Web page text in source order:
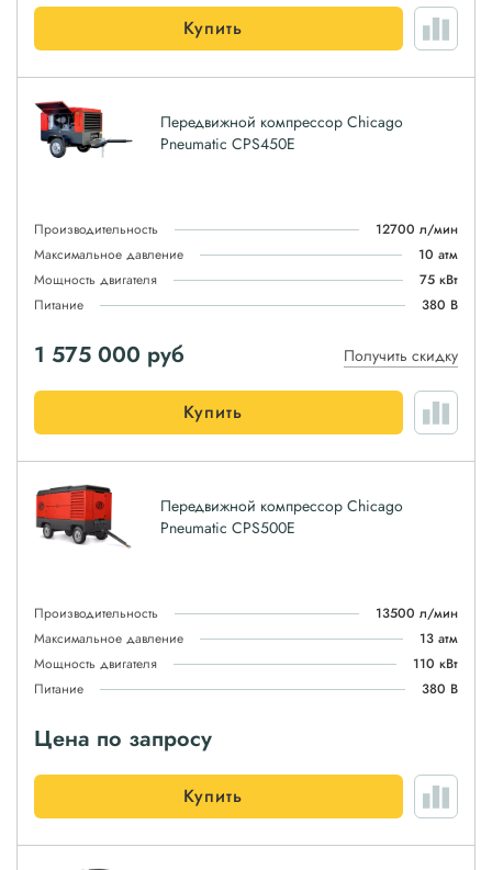
Купить
Передвижной компрессор Chicago
Pneumatic CPS450E
Производительность
12700 л/мин
Максимальное давление
10 атм
Мощность двигателя
75 кВт
Питание
380 В
1 575 000 руб Получить скидку
Купить
Передвижной компрессор Chicago
Pneumatic CPS500E
Производительность
13500 л/мин
Максимальное давление
13 атм
Мощность двигателя
110 кВт
Питание
380 В
Цена по запросу
Купить